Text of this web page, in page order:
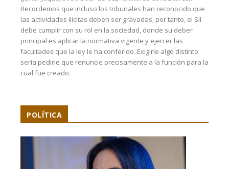
Recordemos que incluso los tribunales han reconocido que
las actividades ilícitas deben ser gravadas, por tanto, el SII
debe cumplir con su rol en la sociedad, donde su deber
principal es aplicar la normativa vigente y ejercer las
facultades que la ley le ha conferido. Exigirle algo distinto
sería pedirle que renuncie precisamente a la función para la
cual fue creado.
POLÍTICA